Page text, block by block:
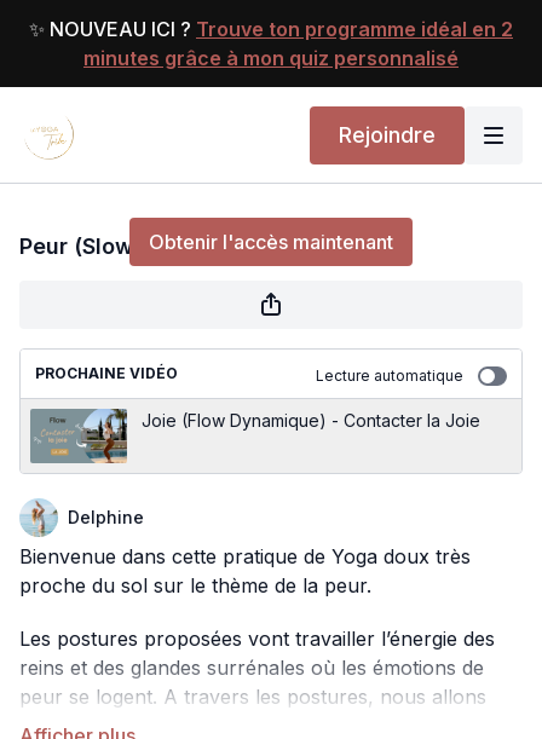
✨ NOUVEAU ICI ? Trouve ton programme idéal en 2
minutes grâce à mon quiz personnalisé
Rejoindre
Peur (Slow Flow) - Apaiser ses Peurs
Obtenir l'accès maintenant
pour continuer
Peur (Slow Flow) - Apaiser ses Peurs
PROCHAINE VIDÉO Lecture automatique
Joie (Flow Dynamique) - Contacter la Joie
Delphine
Bienvenue dans cette pratique de Yoga doux très
proche du sol sur le thème de la peur.
Les postures proposées vont travailler l’énergie des
reins et des glandes surrénales où les émotions de
peur se logent. A travers les postures, nous allons
travailler tout ce qui est lié à la peur : phobies, anxiété,